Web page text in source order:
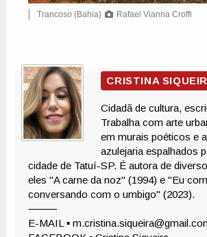
Trancoso (Bahia) Rafael Vianna Croffi